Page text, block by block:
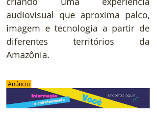
audiovisual que aproxima palco,
imagem e tecnologia a partir de
diferentes territórios da
Amazônia.
Anúncio